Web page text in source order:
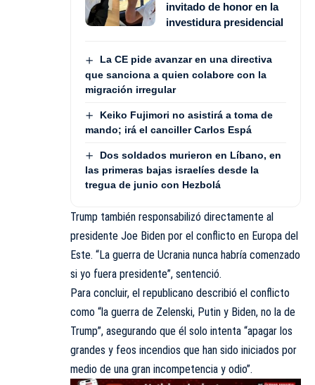
invitado de honor en la
investidura presidencial
La CE pide avanzar en una directiva
que sanciona a quien colabore con la
migración irregular
Keiko Fujimori no asistirá a toma de
mando; irá el canciller Carlos Espá
Dos soldados murieron en Líbano, en
las primeras bajas israelíes desde la
tregua de junio con Hezbolá
Trump también responsabilizó directamente al
presidente Joe Biden por el conflicto en Europa del
Este. “La guerra de Ucrania nunca habría comenzado
si yo fuera presidente”, sentenció.
Para concluir, el republicano describió el conflicto
como “la guerra de Zelenski, Putin y Biden, no la de
Trump”, asegurando que él solo intenta “apagar los
grandes y feos incendios que han sido iniciados por
medio de una gran incompetencia y odio”.